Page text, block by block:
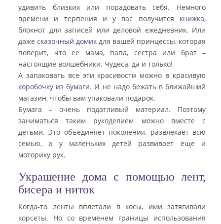
удивить близких или порадовать себя. Немного
времени и терпения и у вас получится книжка,
блокнот для записей или деловой ежедневник. Или
даже сказочный домик для вашей принцессы, которая
поверит, что ее мама, папа, сестра или брат –
настоящие волшебники. Чудеса, да и только!
А запаковать все эти красивости можно в красивую
коробочку из бумаги. И не надо бежать в ближайший
магазин, чтобы вам упаковали подарок.
Бумага – очень податливый материал. Поэтому
заниматься таким рукоделием можно вместе с
детьми. Это объединяет поколения, развлекает всю
семью, а у маленьких детей развивает еще и
моторику рук.
Украшение дома с помощью лент,
бисера и ниток
Когда-то ленты вплетали в косы, ими затягивали
корсеты. Но со временем границы использования